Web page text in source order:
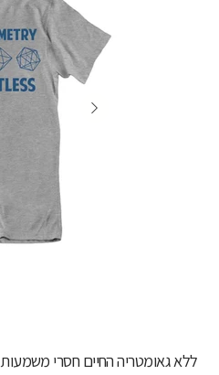
ללא גאומטריה החיים חסרי משמעות